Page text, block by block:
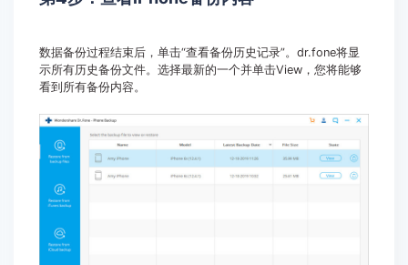
数据备份过程结束后，单击“查看备份历史记录”。dr.fone将显
示所有历史备份文件。选择最新的一个并单击View，您将能够
看到所有备份内容。